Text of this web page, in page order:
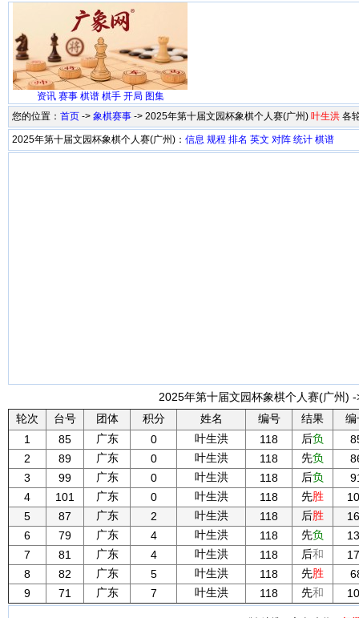
资讯 赛事 棋谱 棋手 开局 图集
您的位置： 首页 -> 象棋赛事 -> 2025年第十届文园杯象棋个人赛(广州) 叶生洪 各
2025年第十届文园杯象棋个人赛(广州)： 信息 规程 排名 英文 对阵 统计 棋谱
2025年第十届文园杯象棋个人赛(广州) -
轮次
台号 团体 积分 姓名 编号 结果
编
1
85 广东 0 叶生洪 118 后负
2
89 广东 0 叶生洪 118 先负
3
99 广东 0 叶生洪 118 后负
4
101 广东 0 叶生洪 118 先胜
5
87 广东 2 叶生洪 118 后胜
6
79 广东 4 叶生洪 118 先负
7
81 广东 4 叶生洪 118 后和
8
82 广东 5 叶生洪 118 先胜
9
71 广东 7 叶生洪 118 先和